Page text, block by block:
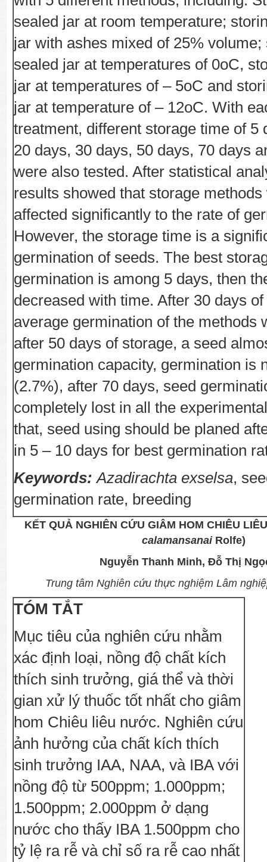
sealed jar at room temperature;
jar with ashes mixed of 25% volume;
sealed jar at temperatures of 0oC,
jar at temperatures of – 5oC and
jar at temperature of – 12oC. With
treatment, different storage time of 5
20 days, 30 days, 50 days, 70 days
were also tested. After statistical
results showed that storage methods
affected significantly to the rate of
However, the storage time is a
germination of seeds. The best
germination is among 5 days, then
decreased with time. After 30 days
average germination of the methods
after 50 days of storage, a seed
germination capacity, germination is
(2.7%), after 70 days, seed
completely lost in all the
that, seed using should be planed
in 5 – 10 days for best germination
Keywords:Azadirachta exselsa,
germination rate, breeding
KẾT QUẢ NGHIÊN CỨU GIÂM HOM CHIÊU
calamansanai Rolfe)
Nguyễn Thanh Minh, Đỗ Thị
Trung tâm Nghiên cứu thực nghiệm Lâm
TÓM TẮT
Mục tiêu của nghiên cứu nhằm
xác định loại, nồng độ chất kích
thích sinh trưởng, giá thể và thời
gian xử lý thuốc tốt nhất cho giâm
hom Chiêu liêu nước. Nghiên cứu
ảnh hưởng của chất kích thích
sinh trưởng IAA, NAA, và IBA với
nồng độ từ 500ppm; 1.000ppm;
1.500ppm; 2.000ppm ở dạng
nước cho thấy IBA 1.500ppm cho
tỷ lệ ra rễ và chỉ số ra rễ cao nhất